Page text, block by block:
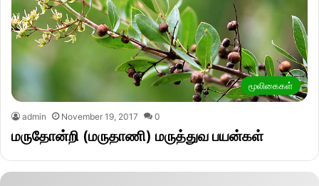
மூலிகைகள்
admin November 19, 2017 0
மருதோன்றி (மருதாணி) மருத்துவ பயன்கள்